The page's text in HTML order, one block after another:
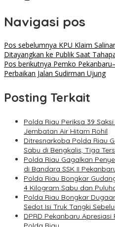
Navigasi pos
Pos sebelumnya KPU Klaim
Ditayangkan ke Publik Saat
Pos berikutnya Pemko
Perbaikan Jalan Sudirman Ujung
Posting Terkait
Polda Riau Periksa 39
Jembatan Air Hitam Rohil
Ditresnarkoba Polda Riau
Sabu di Bengkalis, Tiga
Polda Riau Gagalkan
di Bandara SSK II
Polda Riau Bongkar
4 Kilogram Sabu dan
Polda Riau Bongkar
Sedot Isi Truk Tangki
DPRD Pekanbaru